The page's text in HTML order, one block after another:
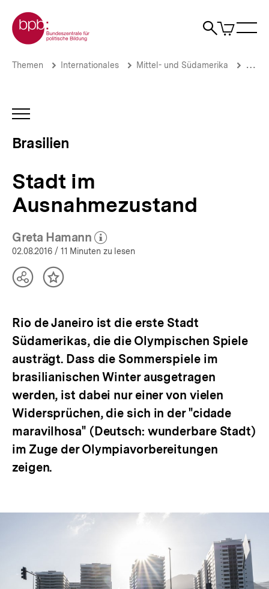
zum
Seiteninhalt
springen
Zur Startseite der bpb
Suche
Artikel
im
Stadt
Brasilien
Brotkrümelnavigation
Pfadnavigation
Themen Internationales Mittel- und Südamerika
INHALTSNAVIGATION
Brasilien
Stadt im
Ausnahmezustand
Greta Hamann
(Mehr zum Autor)
öffnen
02.08.2016 / 11 Minuten zu lesen
TeilenInhalt
Rio de Janeiro ist die erste Stadt
Südamerikas, die die Olympischen Spiele
austrägt. Dass die Sommerspiele im
brasilianischen Winter ausgetragen
werden, ist dabei nur einer von vielen
Widersprüchen, die sich in der "cidade
maravilhosa" (Deutsch: wunderbare Stadt)
im Zuge der Olympiavorbereitungen
zeigen.